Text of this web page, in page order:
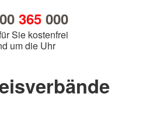
365000
Sie kostenfrei
um die Uhr